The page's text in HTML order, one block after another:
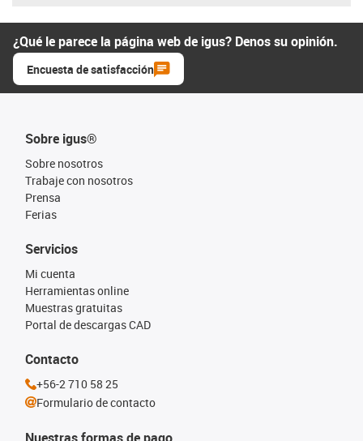
¿Qué le parece la página web de igus? Denos su opinión.
Encuesta de satisfacción
Sobre igus®
Sobre nosotros
Trabaje con nosotros
Prensa
Ferias
Servicios
Mi cuenta
Herramientas online
Muestras gratuitas
Portal de descargas CAD
Contacto
+56-2 710 58 25
Formulario de contacto